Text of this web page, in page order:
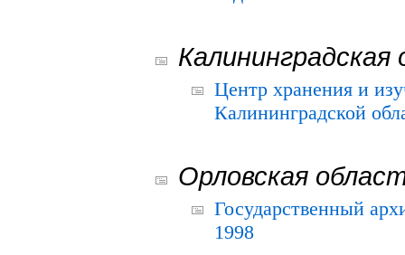
Калининградская
Центр хранения и
Калининградской
Орловская
Государственный
1998